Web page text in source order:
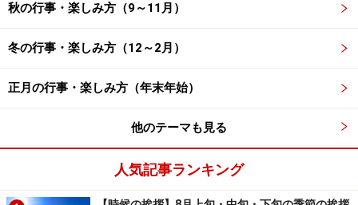
また、5月1日は八十八夜。新茶のおいしい季節を迎えま
すから、日本茶にも注目してくださいね。
【お役立ちコンテンツ】
■箱根のカフェ・甘味処
名古屋の喫茶店・モーニング
■東京のアフタヌーンティー ベスト5
渋谷でコーヒー＆カフェラテ、おすすめ4店
■一保堂茶舗 東京丸の内店
秋の行事・楽しみ方（9～11月）
冬の行事・楽しみ方（12～2月）
正月の行事・楽しみ方（年末年始）
他のテーマも見る
人気記事ランキング